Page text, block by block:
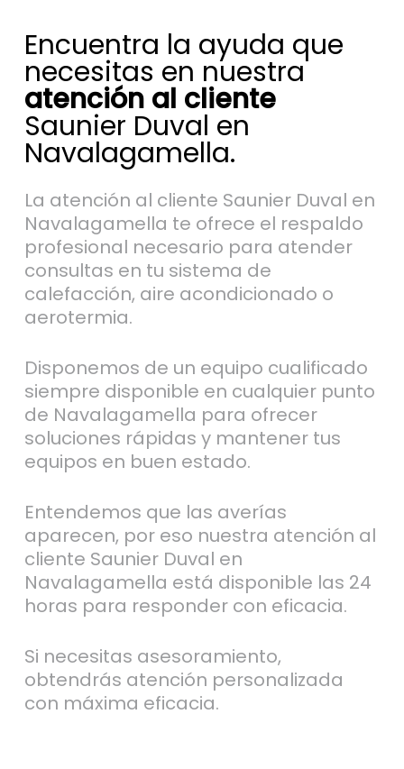
Encuentra la ayuda que
necesitas en nuestra
atención al cliente
Saunier Duval en
Navalagamella.
La atención al cliente Saunier Duval en
Navalagamella te ofrece el respaldo
profesional necesario para atender
consultas en tu sistema de
calefacción, aire acondicionado o
aerotermia.
Disponemos de un equipo cualificado
siempre disponible en cualquier punto
de Navalagamella para ofrecer
soluciones rápidas y mantener tus
equipos en buen estado.
Entendemos que las averías
aparecen, por eso nuestra atención al
cliente Saunier Duval en
Navalagamella está disponible las 24
horas para responder con eficacia.
Si necesitas asesoramiento,
obtendrás atención personalizada
con máxima eficacia.